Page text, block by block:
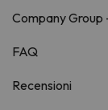
Company Group
FAQ
Recensioni